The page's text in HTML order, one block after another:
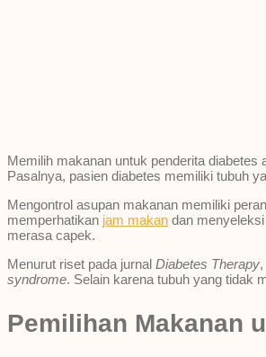
Memilih makanan untuk penderita diabetes
Pasalnya, pasien diabetes memiliki tubuh
Mengontrol asupan makanan memiliki
memperhatikan jam makan dan
merasa capek.
Menurut riset pada jurnal Diabetes Therapy
syndrome. Selain karena tubuh yang tidak
Pemilihan Makanan